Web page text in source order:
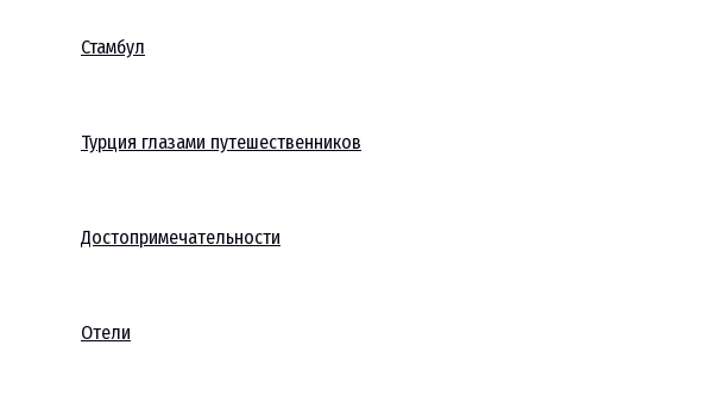
Стамбул
Турция глазами путешественников
Достопримечательности
Отели